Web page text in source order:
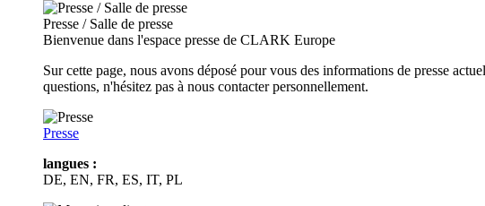
Presse / Salle de presse
Bienvenue dans l'espace presse de CLARK Europe
Sur cette page, nous avons déposé pour vous des informations de presse
questions, n'hésitez pas à nous contacter personnellement.
Presse
langues :
DE, EN, FR, ES, IT, PL